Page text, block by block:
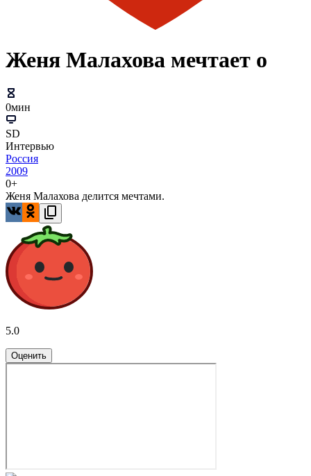
Женя Малахова мечтает о
0мин
SD
Интервью
Россия
2009
0+
Женя Малахова делится мечтами.
5.0
Оценить